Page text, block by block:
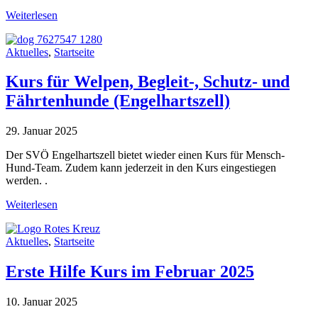
Weiterlesen
Aktuelles, Startseite
Kurs für Welpen, Begleit-, Schutz- und
Fährtenhunde (Engelhartszell)
29. Januar 2025
Der SVÖ Engelhartszell bietet wieder einen Kurs für Mensch-
Hund-Team. Zudem kann jederzeit in den Kurs eingestiegen
werden. .
Weiterlesen
Aktuelles, Startseite
Erste Hilfe Kurs im Februar 2025
10. Januar 2025